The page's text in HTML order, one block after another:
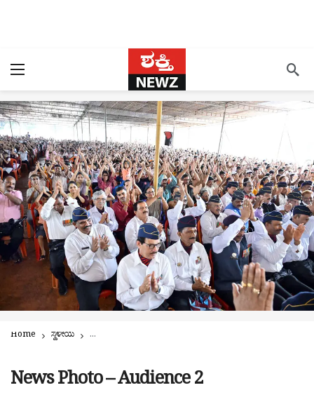
Home ಸ್ಥಳೀಯ ಪುತ್ತೂರಿನಲ್ಲಿ ಇತಿಹಾಸ ಬರೆದ ಕಾರ್ಗಿಲ್ ವಿಜಯೋತ್ಸವದ ಅಭೂತಪೂರ್ವ
News Photo – Audience 2